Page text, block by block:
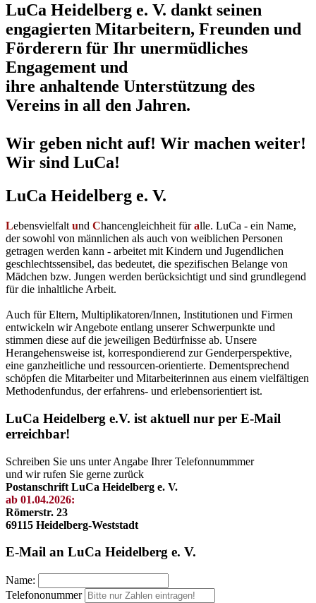
LuCa Heidelberg e. V. dankt seinen
engagierten Mitarbeitern, Freunden und
Förderern für Ihr unermüdliches
Engagement und
ihre anhaltende Unterstützung des
Vereins in all den Jahren.
Wir geben nicht auf! Wir machen weiter!
Wir sind LuCa!
LuCa Heidelberg e. V.
Lebensvielfalt und Chancengleichheit füralle. LuCa - ein Name,
der sowohl von männlichen als auch von weiblichen Personen
getragen werden kann - arbeitet mit Kindern und Jugendlichen
geschlechtssensibel, das bedeutet, die spezifischen Belange von
Mädchen bzw. Jungen werden berücksichtigt und sind grundlegend
für die inhaltliche Arbeit.
Auch für Eltern, Multiplikatoren/Innen, Institutionen und Firmen
entwickeln wir Angebote entlang unserer Schwerpunkte und
stimmen diese auf die jeweiligen Bedürfnisse ab. Unsere
Herangehensweise ist, korrespondierend zur Genderperspektive,
eine ganzheitliche und ressourcen-orientierte. Dementsprechend
schöpfen die Mitarbeiter und Mitarbeiterinnen aus einem vielfältigen
Methodenfundus, der erfahrens- und erlebensorientiert ist.
LuCa Heidelberg e.V. ist aktuell nur per E-Mail
erreichbar!
Schreiben Sie uns unter Angabe Ihrer Telefonnummmer
und wir rufen Sie gerne zurück
Postanschrift LuCa Heidelberg e. V.
ab 01.04.2026:
Römerstr. 23
69115 Heidelberg-Weststadt
E-Mail an LuCa Heidelberg e. V.
Name:
Telefononummer